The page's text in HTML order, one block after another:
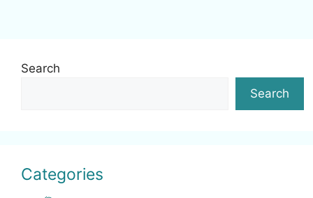
Search
Search
Categories